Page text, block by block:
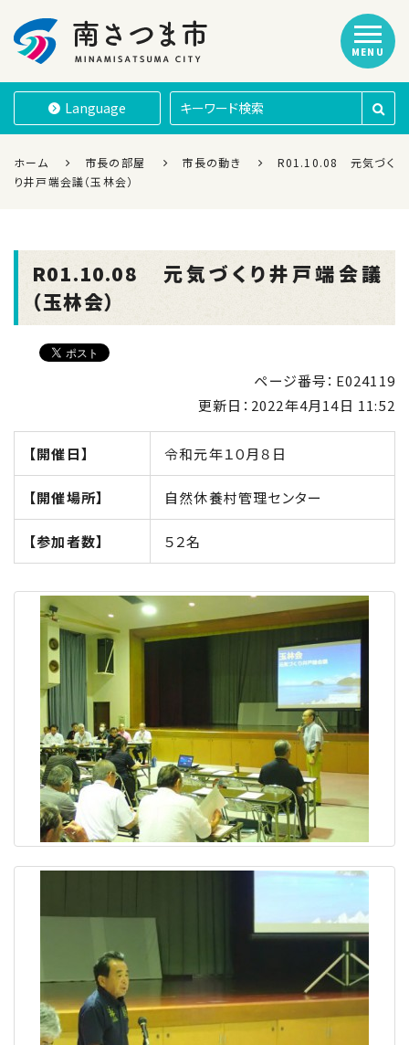
南さつま市
Language
MENU
ホーム 市長の部屋 市長の動き
R01.10.08 元気づく
り井戸端会議（玉林会）
R01.10.08 元気づくり井戸端会議
（玉林会）
ページ番号：E024119
更新日： 2022年4月14日 11:52
【開催日】 令和元年１０月８日
【開催場所】 自然休養村管理センター
【参加者数】 ５２名